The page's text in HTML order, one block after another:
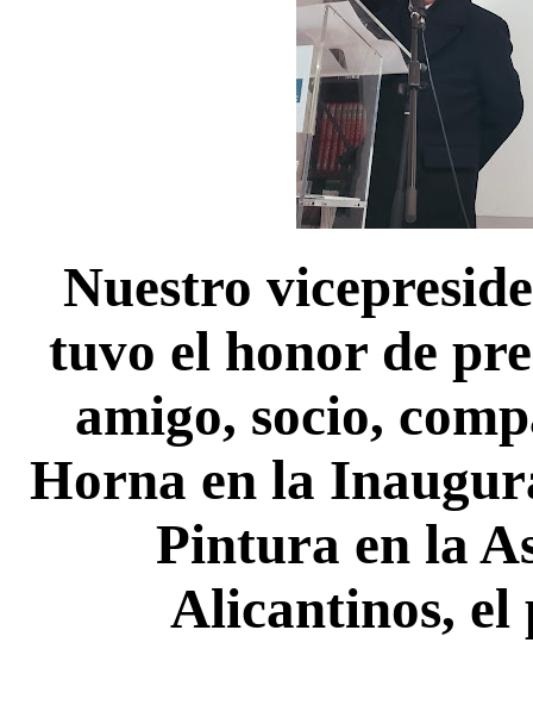
Nuestro
tuvo el honor de
amigo, socio,
Horna en la
Pintura en la
Alicantinos, el